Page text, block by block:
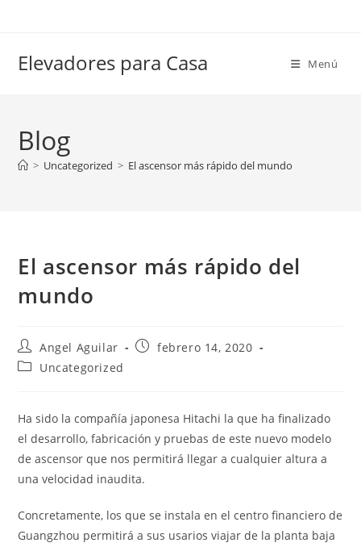
Elevadores para Casa Menú
Blog
> Uncategorized > El ascensor más rápido del mundo
El ascensor más rápido del
mundo
Autor
de
la
Angel Aguilar
Publicación
febrero 14, 2020
Categoría
entrada:
Uncategorized
Ha sido la compañía japonesa Hitachi la que ha finalizado
el desarrollo, fabricación y pruebas de este nuevo modelo
de ascensor que nos permitirá llegar a cualquier altura a
una velocidad inaudita.
Concretamente, los que se instala en el centro financiero de
Guangzhou permitirá a sus usarios viajar de la planta baja